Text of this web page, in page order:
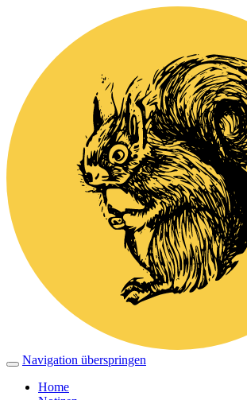
Navigation überspringen
Home